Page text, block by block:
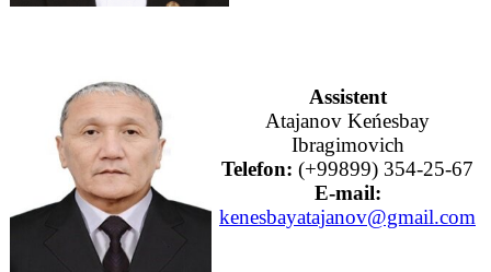
Assistent
Atajanov Keńesbay
Ibragimovich
Telefon: (+99899) 354-25-67
E-mail:
kenesbayatajanov@gmail.com